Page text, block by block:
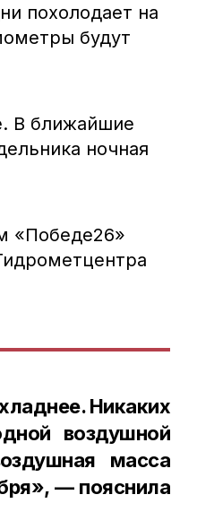
похолодает на
будут
В ближайшие
ночная
«Победе26»
Никаких
воздушной
масса
— пояснила